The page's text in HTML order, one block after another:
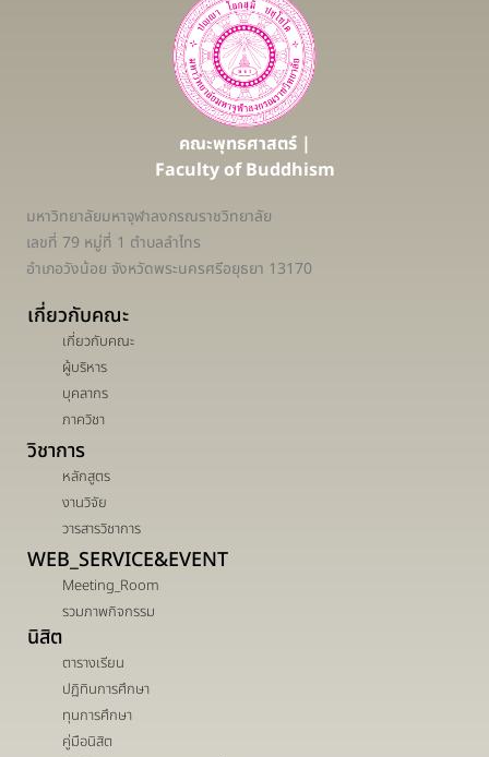
คณะพุทธศาสตร์ |
Faculty of Buddhism
มหาวิทยาลัยมหาจุฬาลงกรณราชวิทยาลัย
เลขที่ 79 หมู่ที่ 1 ตำบลลำไทร
อำเภอวังน้อย จังหวัดพระนครศรีอยุธยา 13170
เกี่ยวกับคณะ
เกี่ยวกับคณะ
ผู้บริหาร
บุคลากร
ภาควิชา
วิชาการ
หลักสูตร
งานวิจัย
วารสารวิชาการ
WEB_SERVICE&EVENT
Meeting_Room
รวมภาพกิจกรรม
นิสิต
ตารางเรียน
ปฏิทินการศึกษา
ทุนการศึกษา
คู่มือนิสิต